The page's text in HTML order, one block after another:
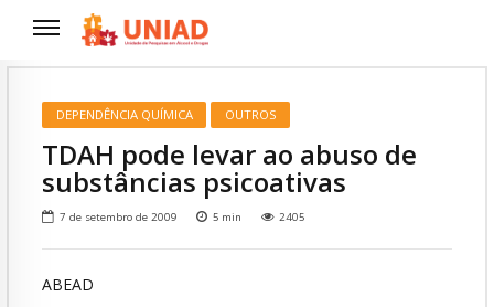
DEPENDÊNCIA QUÍMICA OUTROS
TDAH pode levar ao abuso de
substâncias psicoativas
7 de setembro de 2009 5 min 2405
ABEAD